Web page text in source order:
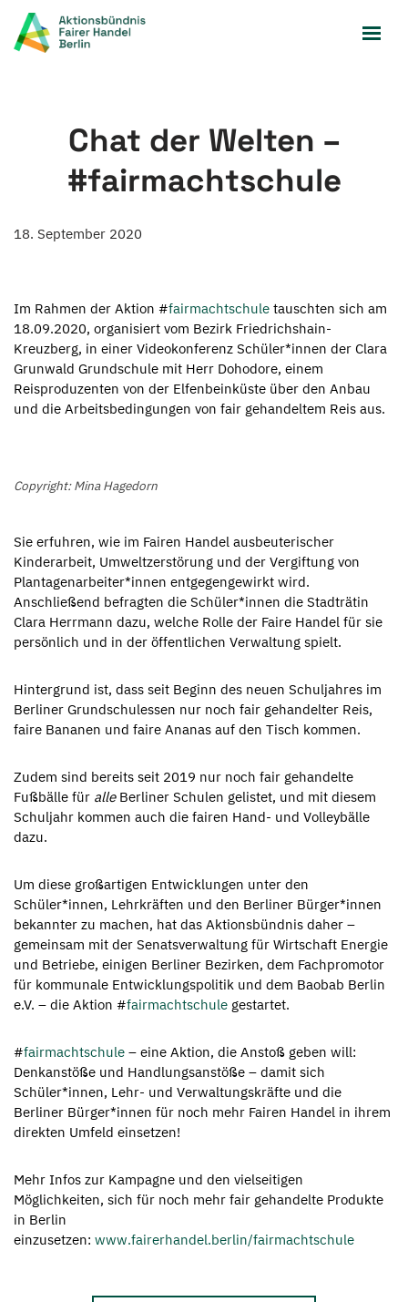
Zum
Chat der Welten –
#fairmachtschule
18. September 2020
Im Rahmen der Aktion #fairmachtschule tauschten sich am
18.09.2020, organisiert vom Bezirk Friedrichshain-
Kreuzberg, in einer Videokonferenz Schüler*innen der Clara
Grunwald Grundschule mit Herr Dohodore, einem
Reisproduzenten von der Elfenbeinküste über den Anbau
und die Arbeitsbedingungen von fair gehandeltem Reis aus.
Copyright: Mina Hagedorn
Sie erfuhren, wie im Fairen Handel ausbeuterischer
Kinderarbeit, Umweltzerstörung und der Vergiftung von
Plantagenarbeiter*innen entgegengewirkt wird.
Anschließend befragten die Schüler*innen die Stadträtin
Clara Herrmann dazu, welche Rolle der Faire Handel für sie
persönlich und in der öffentlichen Verwaltung spielt.
Hintergrund ist, dass seit Beginn des neuen Schuljahres im
Berliner Grundschulessen nur noch fair gehandelter Reis,
faire Bananen und faire Ananas auf den Tisch kommen.
Zudem sind bereits seit 2019 nur noch fair gehandelte
Fußbälle für alleBerliner Schulen gelistet, und mit diesem
Schuljahr kommen auch die fairen Hand- und Volleybälle
dazu.
Um diese großartigen Entwicklungen unter den
Schüler*innen, Lehrkräften und den Berliner Bürger*innen
bekannter zu machen, hat das Aktionsbündnis daher –
gemeinsam mit der Senatsverwaltung für Wirtschaft Energie
und Betriebe, einigen Berliner Bezirken, dem Fachpromotor
für kommunale Entwicklungspolitik und dem Baobab Berlin
e.V. – die Aktion #fairmachtschule gestartet.
#fairmachtschule – eine Aktion, die Anstoß geben will:
Denkanstöße und Handlungsanstöße – damit sich
Schüler*innen, Lehr- und Verwaltungskräfte und die
Berliner Bürger*innen für noch mehr Fairen Handel in ihrem
direkten Umfeld einsetzen!
Mehr Infos zur Kampagne und den vielseitigen
Möglichkeiten, sich für noch mehr fair gehandelte Produkte
in Berlin
einzusetzen: www.fairerhandel.berlin/fairmachtschule